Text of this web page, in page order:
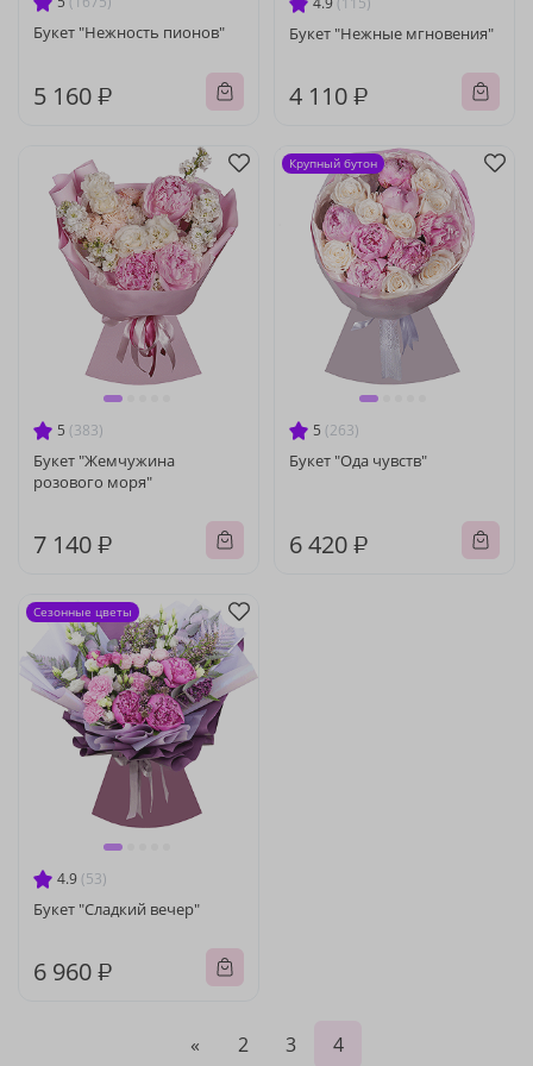
Букет "Нежность пионов"
5 160 ₽
Букет "Нежные мгновения"
4 110 ₽
5 (383)
Букет "Жемчужина
розового моря"
7 140 ₽
5 (263)
Букет "Ода чувств"
6 420 ₽
Крупный бутон
4.9 (53)
Букет "Сладкий вечер"
6 960 ₽
Сезонные цветы
« 2 3 4